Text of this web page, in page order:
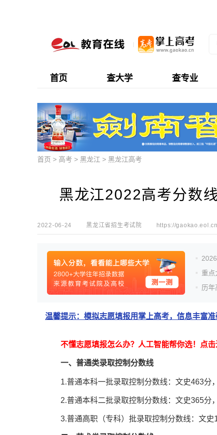
首页 查大学 查专业
首页 > 高考 > 黑龙江 > 黑龙江高考
黑龙江2022高考分数
2022-06-24 黑龙江省招生考试院 https://
重点
历年
温馨提示：模拟志愿填报用掌上高考，信息丰富
不懂志愿填报怎么办？人工智能帮你选！点
一、普通类录取控制分数线
1.普通本科一批录取控制分数线：文史463分
2.普通本科二批录取控制分数线：文史365分
3.普通高职（专科）批录取控制分数线：文史